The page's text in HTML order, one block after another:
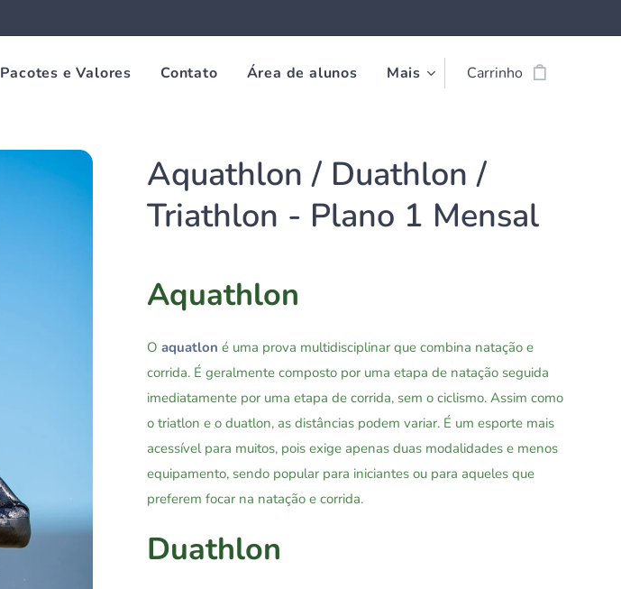
Pacotes e Valores Contato Área de alunos Mais Carrinho
Aquathlon / Duathlon /
Triathlon - Plano 1 Mensal
Aquathlon
Oaquatlon é uma prova multidisciplinar que combina natação e
corrida. É geralmente composto por uma etapa de natação seguida
imediatamente por uma etapa de corrida, sem o ciclismo. Assim como
o triatlon e o duatlon, as distâncias podem variar. É um esporte mais
acessível para muitos, pois exige apenas duas modalidades e menos
equipamento, sendo popular para iniciantes ou para aqueles que
preferem focar na natação e corrida.
Duathlon